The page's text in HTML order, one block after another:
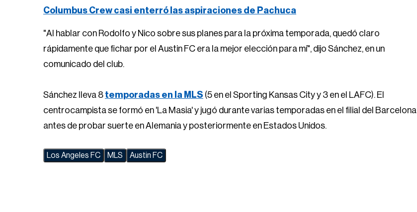
Columbus Crew casi enterró las aspiraciones de Pachuca
"Al hablar con Rodolfo y Nico sobre sus planes para la próxima temporada, quedó claro
rápidamente que fichar por el Austin FC era la mejor elección para mí", dijo Sánchez, en un
comunicado del club.
Sánchez lleva 8 temporadas en la MLS (5 en el Sporting Kansas City y 3 en el LAFC). El
centrocampista se formó en 'La Masia' y jugó durante varias temporadas en el filial del Barcelona
antes de probar suerte en Alemania y posteriormente en Estados Unidos.
Los Angeles FC MLS Austin FC